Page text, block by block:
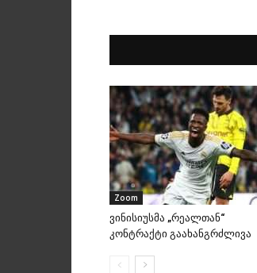
Zoom
ვინისიუსმა „რეალთან“
კონტრაქტი გაახანგრძლივა